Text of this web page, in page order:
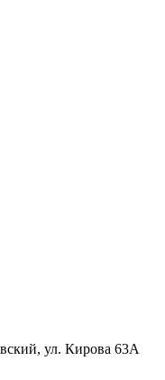
ул. Кирова 63А